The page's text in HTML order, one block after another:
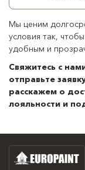
Мы ценим
условия так,
удобным и
Свяжитесь с
отправьте
расскажем о
лояльности и